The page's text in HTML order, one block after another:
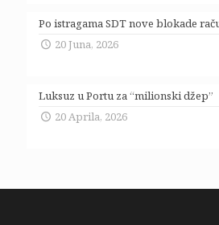
Po istragama SDT nove blokade
20 Juna, 2026
Luksuz u Portu za “milionski džep”
20 Aprila, 2026